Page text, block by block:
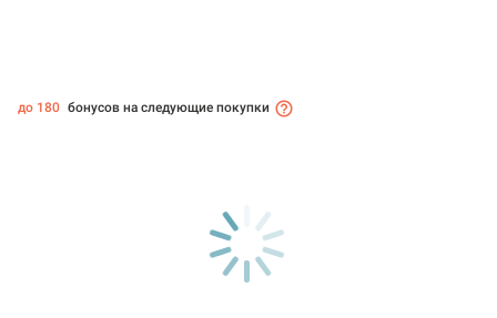
до 180 бонусов на следующие покупки